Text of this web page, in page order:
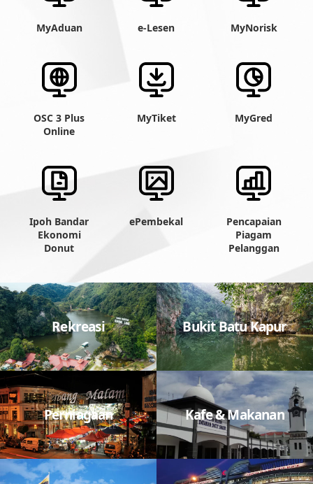
MyAduan e-Lesen MyNorisk
OSC 3 Plus
Online
MyTiket MyGred
Ipoh Bandar
Ekonomi
Donut
ePembekal
Pencapaian
Piagam
Pelanggan
Rekreasi Bukit Batu Kapur
Perniagaan Kafe & Makanan